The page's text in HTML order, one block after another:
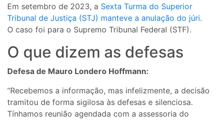
Em setembro de 2023, a Sexta Turma do Superior
Tribunal de Justiça (STJ) manteve a anulação do júri.
O caso foi para o Supremo Tribunal Federal (STF).
O que dizem as defesas
Defesa de Mauro Londero Hoffmann:
“Recebemos a informação, mas infelizmente, a decisão
tramitou de forma sigilosa às defesas e silenciosa.
Tínhamos reunião agendada com a assessoria do